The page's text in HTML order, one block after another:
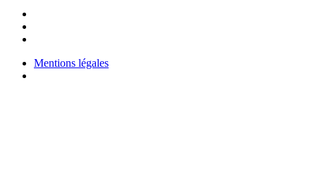
Mentions légales